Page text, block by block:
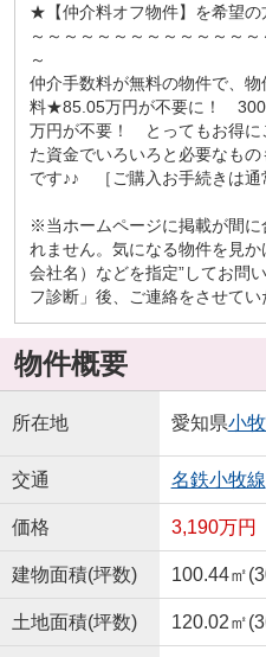
★【仲介料オフ物件】を希望の
～～～～～～～～～～～～～
～
仲介手数料が無料の物件で、
料★85.05万円が不要に！
万円が不要！ とってもお得に
た資金でいろいろと必要なも
です♪♪ ［ご購入お手続きは通
※当ホームページに掲載が間に
れません。気になる物件を見
会社名）などを指定”してお問
フ診断」後、ご連絡をさせてい
物件概要
所在地 愛知県小
交通 名鉄小牧線
価格 3,190万円
建物面積(坪数) 100.44㎡
土地面積(坪数) 120.02㎡